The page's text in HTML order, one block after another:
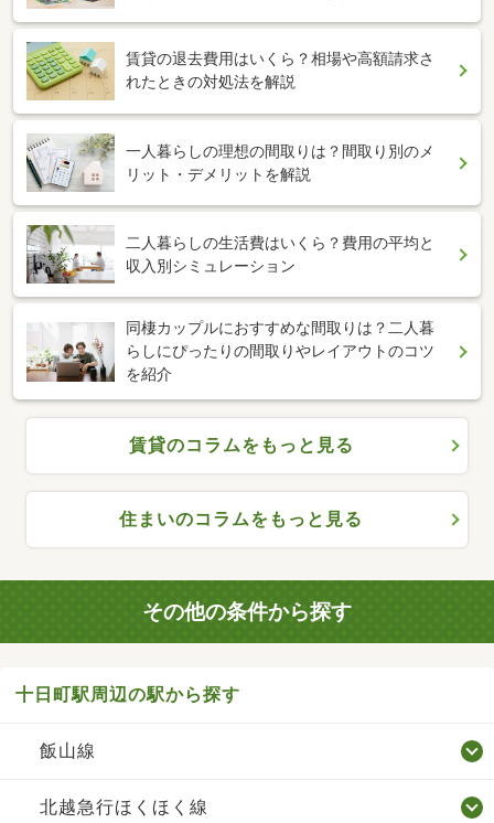
賃貸の退去費用はいくら？相場や高額請求さ
れたときの対処法を解説
一人暮らしの理想の間取りは？間取り別のメ
リット・デメリットを解説
二人暮らしの生活費はいくら？費用の平均と
収入別シミュレーション
同棲カップルにおすすめな間取りは？二人暮
らしにぴったりの間取りやレイアウトのコツ
を紹介
賃貸のコラムをもっと見る
住まいのコラムをもっと見る
その他の条件から探す
十日町駅周辺の駅から探す
飯山線
北越急行ほくほく線